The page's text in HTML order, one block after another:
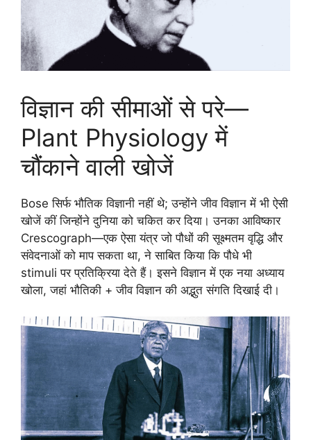
विज्ञान की सीमाओं से परे—
Plant Physiology में
चौंकाने वाली खोजें
Bose सिर्फ भौतिक विज्ञानी नहीं थे; उन्होंने जीव विज्ञान में भी ऐसी
खोजें कीं जिन्होंने दुनिया को चकित कर दिया। उनका आविष्कार
Crescograph—एक ऐसा यंत्र जो पौधों की सूक्ष्मतम वृद्धि और
संवेदनाओं को माप सकता था, ने साबित किया कि पौधे भी
stimuli पर प्रतिक्रिया देते हैं। इसने विज्ञान में एक नया अध्याय
खोला, जहां भौतिकी + जीव विज्ञान की अद्भुत संगति दिखाई दी।